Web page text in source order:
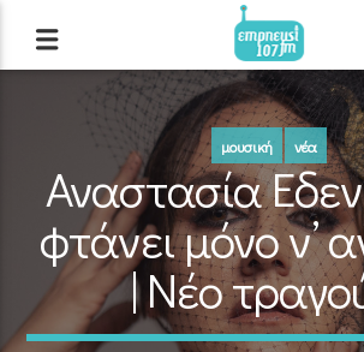
μουσική νέα
Αναστασία
φτάνει μόνο ν’
| Νέο